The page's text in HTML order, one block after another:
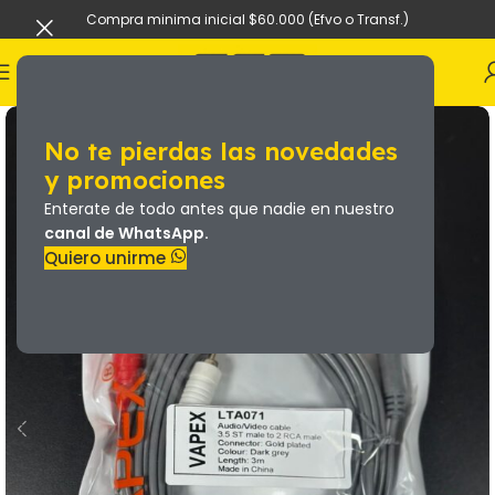
No te pierdas las novedades
y promociones
Enterate de todo antes que nadie en nuestro
canal de WhatsApp.
Quiero unirme
Compra minima inicial $60.000 (Efvo o Transf.)